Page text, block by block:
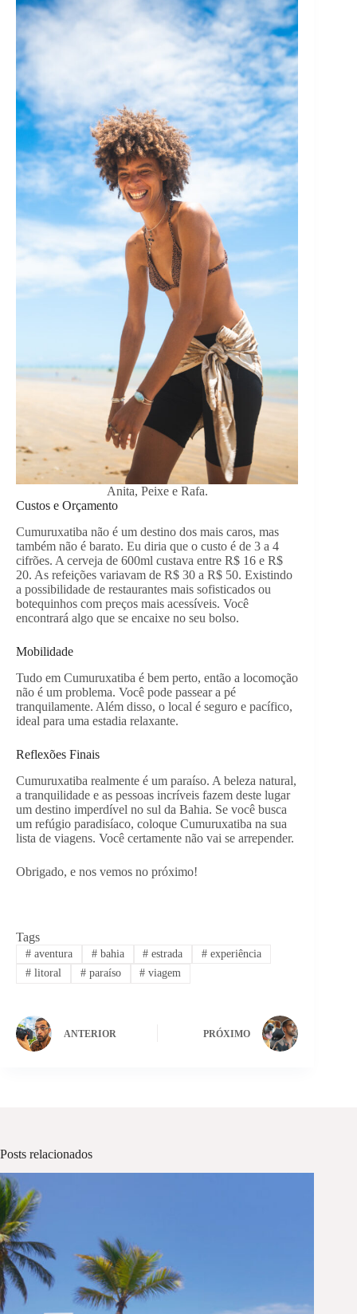
Anita, Peixe e Rafa.
Custos e Orçamento
Cumuruxatiba não é um destino dos mais caros, mas
também não é barato. Eu diria que o custo é de 3 a 4
cifrões. A cerveja de 600ml custava entre R$ 16 e R$
20. As refeições variavam de R$ 30 a R$ 50. Existindo
a possibilidade de restaurantes mais sofisticados ou
botequinhos com preços mais acessíveis. Você
encontrará algo que se encaixe no seu bolso.
Mobilidade
Tudo em Cumuruxatiba é bem perto, então a locomoção
não é um problema. Você pode passear a pé
tranquilamente. Além disso, o local é seguro e pacífico,
ideal para uma estadia relaxante.
Reflexões Finais
Cumuruxatiba realmente é um paraíso. A beleza natural,
a tranquilidade e as pessoas incríveis fazem deste lugar
um destino imperdível no sul da Bahia. Se você busca
um refúgio paradisíaco, coloque Cumuruxatiba na sua
lista de viagens. Você certamente não vai se arrepender.
Obrigado, e nos vemos no próximo!
Tags
#aventura #bahia # estrada # experiência
#litoral #paraíso # viagem
ANTERIOR PRÓXIMO
Posts relacionados